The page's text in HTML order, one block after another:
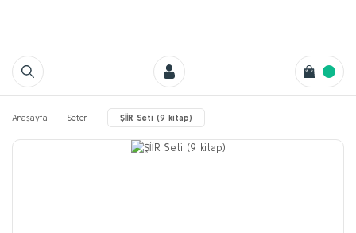
Anasayfa Setler ŞİİR Seti (9 kitap)